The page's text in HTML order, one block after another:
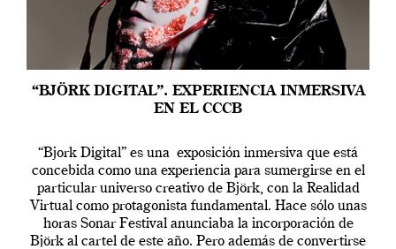
“BJÖRK DIGITAL”. EXPERIENCIA INMERSIVA
EN EL CCCB
“Bjork Digital” es una exposición inmersiva que está
concebida como una experiencia para sumergirse en el
particular universo creativo de Björk, con la Realidad
Virtual como protagonista fundamental. Hace sólo unas
horas Sonar Festival anunciaba la incorporación de
Björk al cartel de este año. Pero además de convertirse